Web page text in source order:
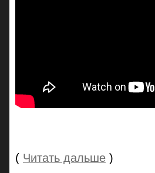
( Читать дальше )